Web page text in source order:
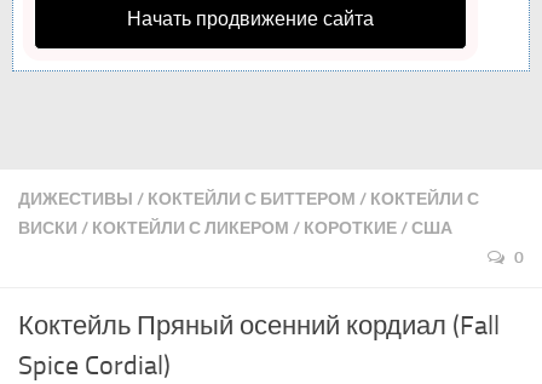
Начать продвижение сайта
ДИЖЕСТИВЫ / КОКТЕЙЛИ С БИТТЕРОМ / КОКТЕЙЛИ С
ВИСКИ / КОКТЕЙЛИ С ЛИКЕРОМ / КОРОТКИЕ/США
0
Коктейль Пряный осенний кордиал (Fall
Spice Cordial)